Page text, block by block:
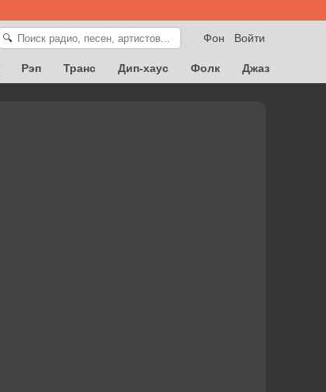
Войти
Фон
🔍
Рэп Транс Дип-хаус Фолк
Джаз